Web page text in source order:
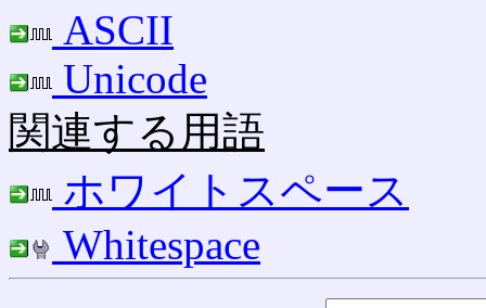
ASCII
Unicode
関連する用語
ホワイトスペース
Whitespace